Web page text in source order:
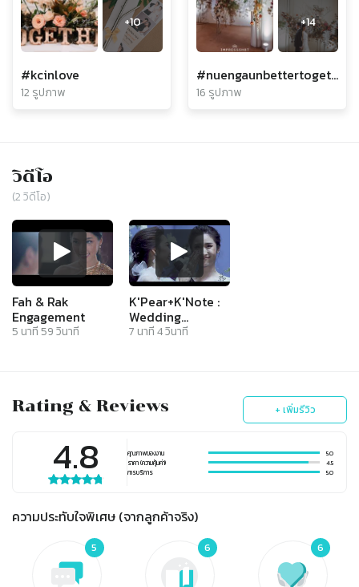
+10
#kcinlove
12 รูปภาพ
+14
#nuengaunbettertogether
16 รูปภาพ
วิดีโอ
(2วิดีโอ)
Fah & Rak
Engagement
5 นาที 59วินาที
K'Pear+K'Note :
Wedding
Reception
7 นาที4วินาที
Rating & Reviews + เพิ่มรีวิว
4.8 คุณภาพของงาน
5.0
ราคา (ความคุ้มค่า)
4.5
การบริการ
5.0
ความประทับใจพิเศษ (จากลูกค้าจริง)
5 6 6